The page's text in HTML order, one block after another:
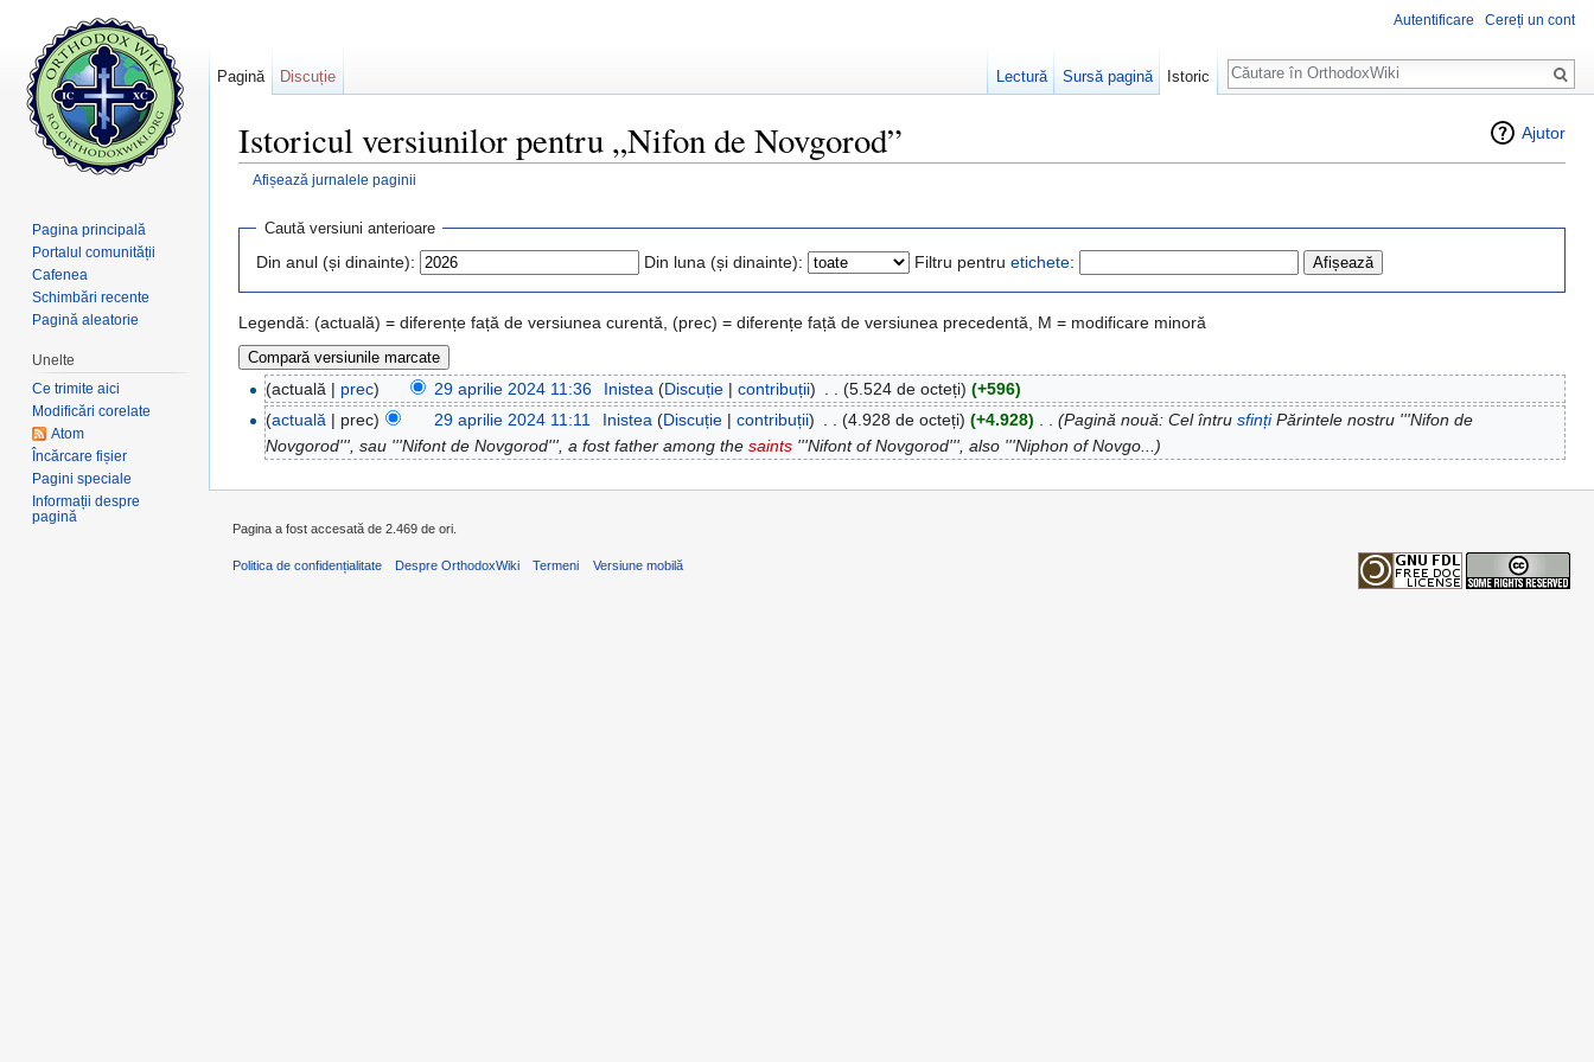
Ajutor
Istoricul versiunilor pentru „Nifon de Novgorod”
Afișează jurnalele paginii
Caută versiuni anterioare
Din anul (și dinainte): Din luna (și dinainte): Filtru pentru etichete:
Legendă: (actuală) = diferențe față de versiunea curentă, (prec) = diferențe față de versiunea precedentă, M = modificare minoră
(actuală | prec) 29 aprilie 2024 11:36 Inistea (Discuție| contribuții) (5.524 de octeți) (+596)
(actuală | prec) 29 aprilie 2024 11:11 Inistea (Discuție| contribuții) (4.928 de octeți) (+4.928) (Pagină nouă: Cel întru sfințiPărintele nostru '''Nifon de
Novgorod''', sau '''Nifont de Novgorod''', a fost father among thesaints '''Nifont of Novgorod''', also '''Niphon of Novgo...)
Autentificare Cereți un cont
Pagină Discuție Lectură Sursă pagină Istoric
Căutare
Pagina principală
Portalul comunității
Cafenea
Schimbări recente
Pagină aleatorie
Unelte
Ce trimite aici
Modificări corelate
Atom
Încărcare fișier
Pagini speciale
Informații despre
pagină
Pagina a fost accesată de 2.469 de ori.
Politica de confidențialitate Despre OrthodoxWiki Termeni Versiune mobilă